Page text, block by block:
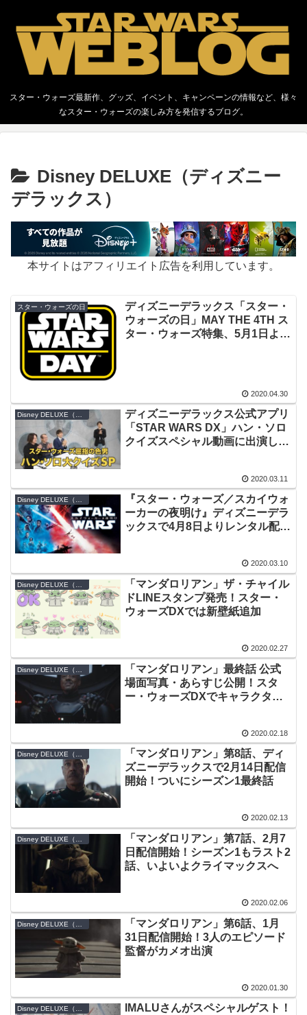
スター・ウォーズ最新作、グッズ、イベント、キャンペーンの情報など、様々
なスター・ウォーズの楽しみ方を発信するブログ。
Disney DELUXE（ディズニー
デラックス）
本サイトはアフィリエイト広告を利用しています。
スター・ウォーズの日
ディズニーデラックス「スター・
ウォーズの日」MAY THE 4TH ス
ター・ウォーズ特集、5月1日より
2020.04.30
Disney DELUXE（ディズニーデラックス）
ディズニーデラックス公式アプリ
「STAR WARS DX」ハン・ソロ
クイズスペシャル動画に出演しま
2020.03.11
『スター・ウォーズ／スカイウォ
ーカーの夜明け』ディズニーデラ
ックスで4月8日よりレンタル配
2020.03.10
「マンダロリアン」ザ・チャイル
ドLINEスタンプ発売！スター・
ウォーズDXでは新壁紙追加
2020.02.27
「マンダロリアン」最終話 公式
場面写真・あらすじ公開！スタ
ー・ウォーズDXでキャラクター
2020.02.18
Disney DELUXE（ディズニーデラックス）
「マンダロリアン」第8話、ディ
ズニーデラックスで2月14日配信
開始！ついにシーズン1最終話
2020.02.13
「マンダロリアン」第7話、2月7
日配信開始！シーズン1もラスト2
話、いよいよクライマックスへ
2020.02.06
「マンダロリアン」第6話、1月
31日配信開始！3人のエピソード
監督がカメオ出演
2020.01.30
Disney DELUXE（ディズニーデラックス）
IMALUさんがスペシャルゲスト！